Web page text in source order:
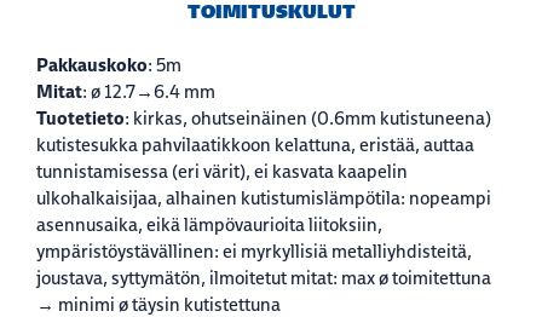
TOIMITUSKULUT
Pakkauskoko: 5m
Mitat: ø 12.7→6.4 mm
Tuotetieto: kirkas, ohutseinäinen (0.6mm kutistuneena)
kutistesukka pahvilaatikkoon kelattuna, eristää, auttaa
tunnistamisessa (eri värit), ei kasvata kaapelin
ulkohalkaisijaa, alhainen kutistumislämpötila: nopeampi
asennusaika, eikä lämpövaurioita liitoksiin,
ympäristöystävällinen: ei myrkyllisiä metalliyhdisteitä,
joustava, syttymätön, ilmoitetut mitat: max ø toimitettuna
→ minimi ø täysin kutistettuna